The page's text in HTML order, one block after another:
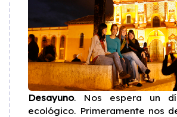
Desayuno. Nos espera un
ecológico. Primeramente nos